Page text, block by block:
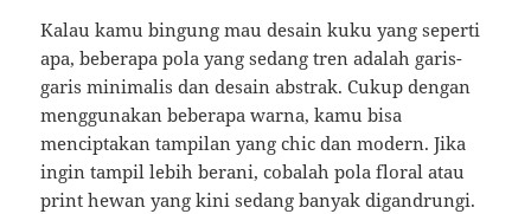
Kalau kamu bingung mau desain kuku yang seperti
apa, beberapa pola yang sedang tren adalah garis-
garis minimalis dan desain abstrak. Cukup dengan
menggunakan beberapa warna, kamu bisa
menciptakan tampilan yang chic dan modern. Jika
ingin tampil lebih berani, cobalah pola floral atau
print hewan yang kini sedang banyak digandrungi.